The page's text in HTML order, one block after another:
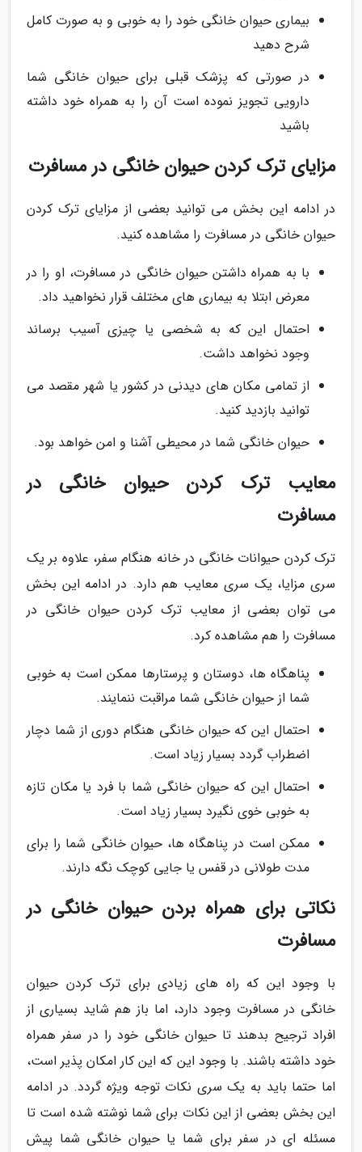
بیماری حیوان خانگی خود را به خوبی و به صورت کامل
شرح دهید
در صورتی که پزشک قبلی برای حیوان خانگی شما
دارویی تجویز نموده است آن را به همراه خود داشته
باشید
مزایای ترک کردن حیوان خانگی در مسافرت
در ادامه این بخش می توانید بعضی از مزایای ترک کردن
حیوان خانگی در مسافرت را مشاهده کنید.
با به همراه داشتن حیوان خانگی در مسافرت، او را در
معرض ابتلا به بیماری های مختلف قرار نخواهید داد.
احتمال این که به شخصی یا چیزی آسیب برساند
وجود نخواهد داشت.
از تمامی مکان های دیدنی در کشور یا شهر مقصد می
توانید بازدید کنید.
حیوان خانگی شما در محیطی آشنا و امن خواهد بود.
معایب ترک کردن حیوان خانگی در
مسافرت
ترک کردن حیوانات خانگی در خانه هنگام سفر، علاوه بر یک
سری مزایا، یک سری معایب هم دارد. در ادامه این بخش
می توان بعضی از معایب ترک کردن حیوان خانگی در
مسافرت را هم مشاهده کرد.
پناهگاه ها، دوستان و پرستارها ممکن است به خوبی
شما از حیوان خانگی شما مراقبت ننمایند.
احتمال این که حیوان خانگی هنگام دوری از شما دچار
اضطراب گردد بسیار زیاد است.
احتمال این که حیوان خانگی شما با فرد یا مکان تازه
به خوبی خوی نگیرد بسیار زیاد است.
ممکن است در پناهگاه ها، حیوان خانگی شما را برای
مدت طولانی در قفس یا جایی کوچک نگه دارند.
نکاتی برای همراه بردن حیوان خانگی در
مسافرت
با وجود این که راه های زیادی برای ترک کردن حیوان
خانگی در مسافرت وجود دارد، اما باز هم شاید بسیاری از
افراد ترجیح بدهند تا حیوان خانگی خود را در سفر همراه
خود داشته باشند. با وجود این که این کار امکان پذیر است،
اما حتما باید به یک سری نکات توجه ویژه گردد. در ادامه
این بخش بعضی از این نکات برای شما نوشته شده است تا
مسئله ای در سفر برای شما یا حیوان خانگی شما پیش